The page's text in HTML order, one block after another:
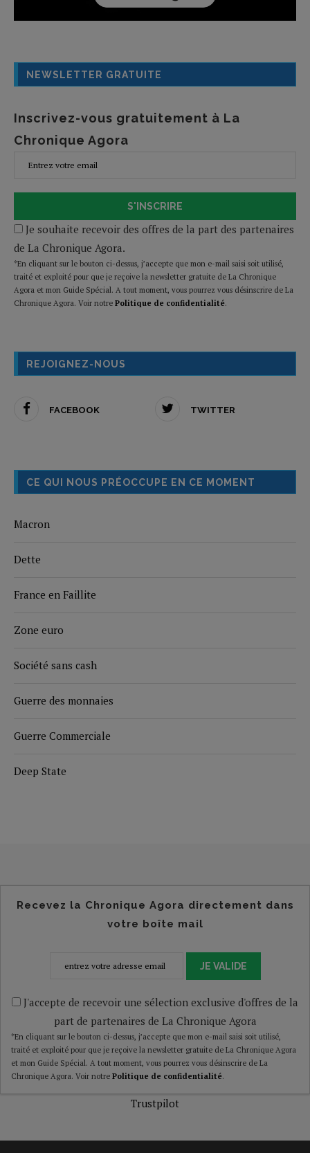
NEWSLETTER GRATUITE
Inscrivez-vous gratuitement à La
Chronique Agora
S'INSCRIRE
Je souhaite recevoir des offres de la part des partenaires
de La Chronique Agora.
*En cliquant sur le bouton ci-dessus, j’accepte que mon e-mail saisi soit utilisé,
traité et exploité pour que je reçoive la newsletter gratuite de La Chronique
Agora et mon Guide Spécial. A tout moment, vous pourrez vous désinscrire de La
Chronique Agora. Voir notre Politique de confidentialité.
REJOIGNEZ-NOUS
FACEBOOK TWITTER
CE QUI NOUS PRÉOCCUPE EN CE MOMENT
Macron
Dette
France en Faillite
Zone euro
Société sans cash
Guerre des monnaies
Guerre Commerciale
Deep State
Recevez la Chronique Agora directement dans
votre boîte mail
JE VALIDE
J'accepte de recevoir une sélection exclusive d'offres de la
part de partenaires de La Chronique Agora
*En cliquant sur le bouton ci-dessus, j’accepte que mon e-mail saisi soit utilisé,
traité et exploité pour que je reçoive la newsletter gratuite de La Chronique Agora
et mon Guide Spécial. A tout moment, vous pourrez vous désinscrire de La
Chronique Agora. Voir notre Politique de confidentialité.
Trustpilot